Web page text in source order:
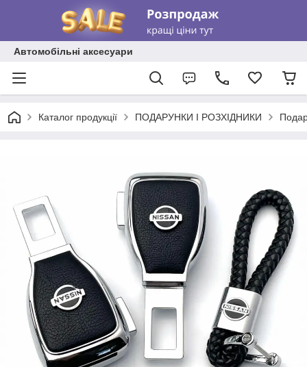
Автомобільні аксесуари
Каталог продукції ПОДАРУНКИ І РОЗХІДНИКИ